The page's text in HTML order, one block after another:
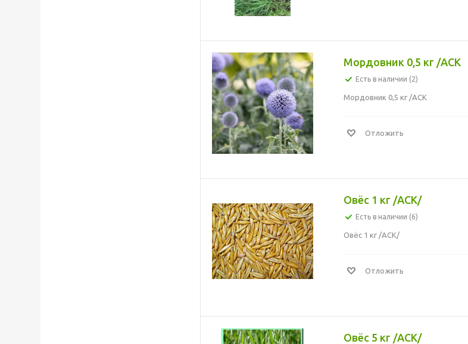
Мордовник 0,5 кг /АСК
Есть в наличии (2)
Мордовник 0,5 кг /АСК
Отложить
Овёс 1 кг /АСК/
Есть в наличии (6)
Овёс 1 кг /АСК/
Отложить
Овёс 5 кг /АСК/